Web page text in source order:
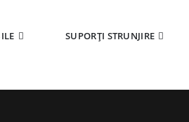
SUPORȚI STRUNJIRE